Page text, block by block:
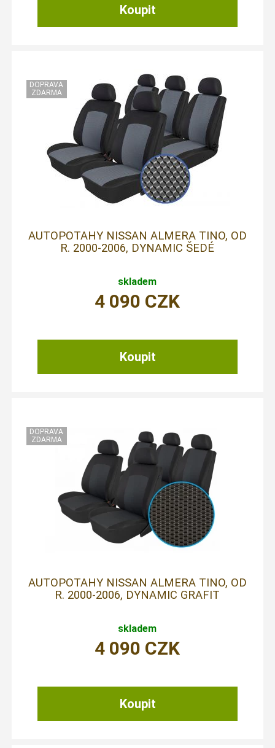
AUTOPOTAHY NISSAN ALMERA TINO, OD
R. 2000-2006, DYNAMIC ŠEDÉ
skladem
4 090 CZK
AUTOPOTAHY NISSAN ALMERA TINO, OD
R. 2000-2006, DYNAMIC GRAFIT
skladem
4 090 CZK